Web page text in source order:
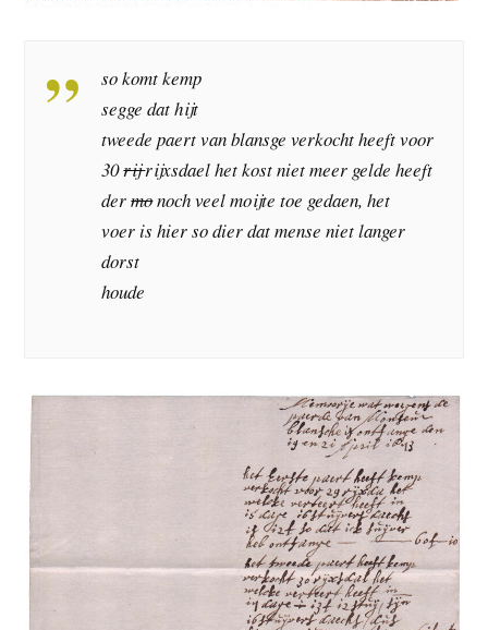
so komt kemp
segge dat hijt
tweede paert van blansge verkocht heeft voor
30rijrijxsdael het kost niet meer gelde heeft
dermonoch veel moijte toe gedaen, het
voer is hier so dier dat mense niet langer
dorst
houde